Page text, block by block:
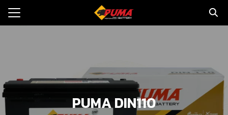
Skip
อรี่รถยนต์
มและข่าว
PUMA DIN110